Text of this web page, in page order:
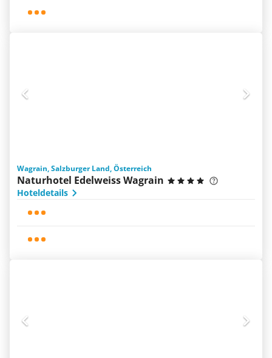
Wagrain, Salzburger Land, Österreich
Naturhotel Edelweiss Wagrain
Hoteldetails